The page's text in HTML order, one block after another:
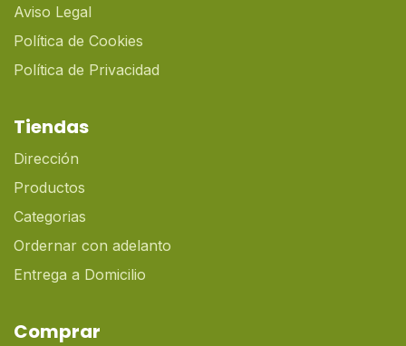
Aviso Legal
Política de Cookies
Política de Privacidad
Tiendas
Dirección
Productos
Categorias
Ordernar con adelanto
Entrega a Domicilio
Comprar